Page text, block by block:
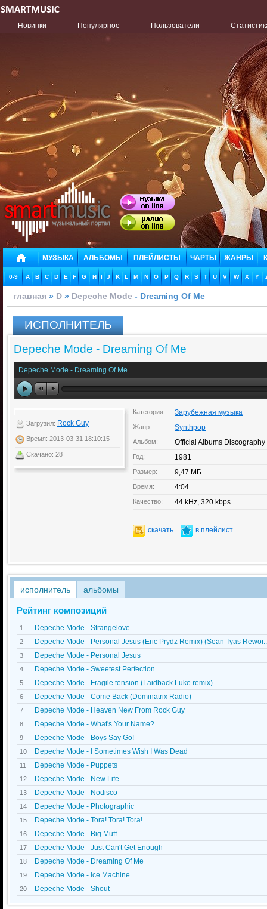
Новинки Популярное Пользователи
МУЗЫКА АЛЬБОМЫ ПЛЕЙЛИСТЫ ЧАРТЫ ЖАНРЫ
0-9 A B C D E F G H I J K L M N O P Q R S T U V W X Y
главная » D » Depeche Mode - Dreaming Of Me
ИСПОЛНИТЕЛЬ
Depeche Mode - Dreaming Of Me
Depeche Mode - Dreaming Of Me
Загрузил: Rock Guy
Время: 2013-03-31 18:10:15
Скачано: 28
Категория: Зарубежная музыка
Жанр: Synthpop
Альбом: Official Albums Discography
Год: 1981
Размер: 9,47 МБ
Время: 4:04
Качество: 44 kHz, 320 kbps
скачать в плейлист
исполнитель альбомы
Рейтинг композиций
1 Depeche Mode - Strangelove
2 Depeche Mode - Personal Jesus (Eric Prydz Remix) (Sean Tyas
3 Depeche Mode - Personal Jesus
4 Depeche Mode - Sweetest Perfection
5 Depeche Mode - Fragile tension (Laidback Luke remix)
6 Depeche Mode - Come Back (Dominatrix Radio)
7 Depeche Mode - Heaven New From Rock Guy
8 Depeche Mode - What's Your Name?
9 Depeche Mode - Boys Say Go!
10 Depeche Mode - I Sometimes Wish I Was Dead
11 Depeche Mode - Puppets
12 Depeche Mode - New Life
13 Depeche Mode - Nodisco
14 Depeche Mode - Photographic
15 Depeche Mode - Tora! Tora! Tora!
16 Depeche Mode - Big Muff
17 Depeche Mode - Just Can't Get Enough
18 Depeche Mode - Dreaming Of Me
19 Depeche Mode - Ice Machine
20 Depeche Mode - Shout